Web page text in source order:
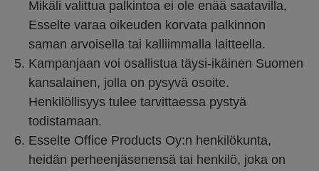
Mikäli valittua palkintoa ei ole enää saatavilla,
Esselte varaa oikeuden korvata palkinnon
saman arvoisella tai kalliimmalla laitteella.
Kampanjaan voi osallistua täysi-ikäinen Suomen
kansalainen, jolla on pysyvä osoite.
Henkilöllisyys tulee tarvittaessa pystyä
todistamaan.
Esselte Office Products Oy:n henkilökunta,
heidän perheenjäsenensä tai henkilö, joka on